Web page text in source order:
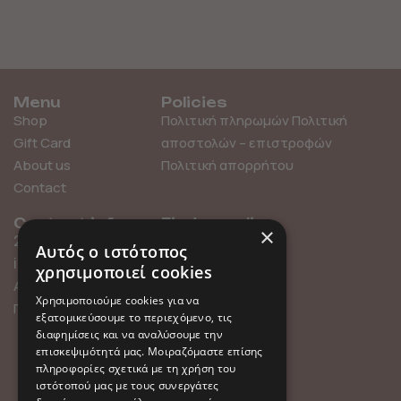
Menu
Shop
Gift Card
About us
Contact
Policies
Πολιτική πληρωμών Πολιτική
αποστολών – επιστροφών
Πολιτική απορρήτου
Contact info
211 0101119
info@millefleurs.gr
Αγίου Αλεξάνδρου 69,
Παλαιό Φάληρο
Find us online
×
Αυτός ο ιστότοπος
χρησιμοποιεί cookies
Χρησιμοποιούμε cookies για να
εξατομικεύσουμε το περιεχόμενο, τις
διαφημίσεις και να αναλύσουμε την
επισκεψιμότητά μας. Μοιραζόμαστε επίσης
πληροφορίες σχετικά με τη χρήση του
ιστότοπού μας με τους συνεργάτες